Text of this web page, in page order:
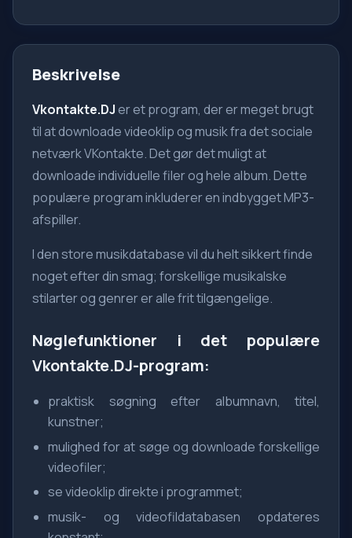
Beskrivelse
Vkontakte.DJer et program, der er meget brugt
til at downloade videoklip og musik fra det sociale
netværk VKontakte. Det gør det muligt at
downloade individuelle filer og hele album. Dette
populære program inkluderer en indbygget MP3-
afspiller.
I den store musikdatabase vil du helt sikkert finde
noget efter din smag; forskellige musikalske
stilarter og genrer er alle frit tilgængelige.
Nøglefunktioner i det populære
Vkontakte.DJ-program:
praktisk søgning efter albumnavn, titel,
kunstner;
mulighed for at søge og downloade forskellige
videofiler;
se videoklip direkte i programmet;
musik- og videofildatabasen opdateres